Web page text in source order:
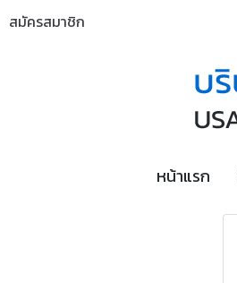
สมัครสมาชิก
หน้าแรก